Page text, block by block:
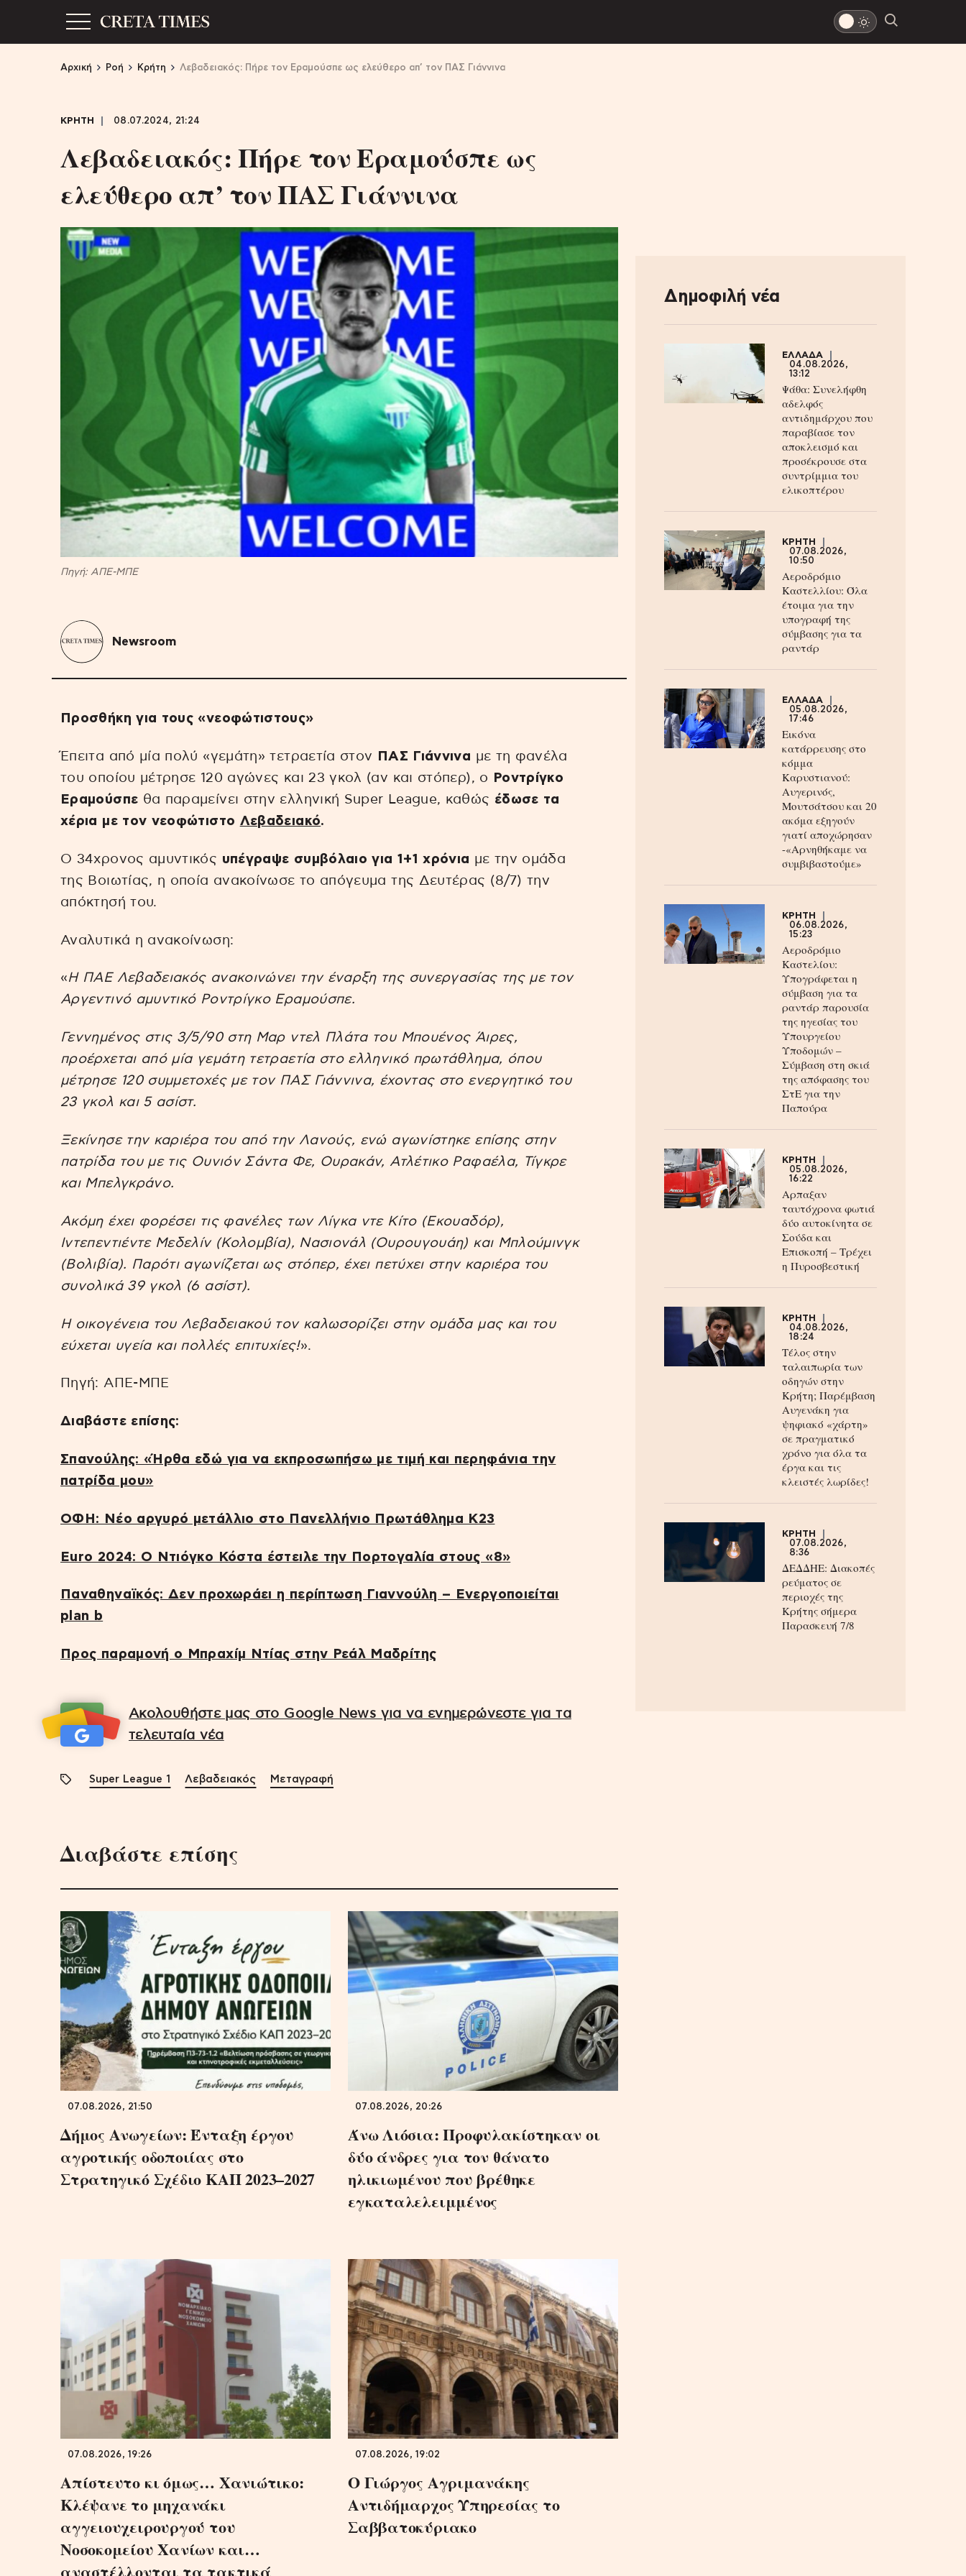
Αρχική Ροή Κρήτη Λεβαδειακός: Πήρε τον Εραμούσπε ως ελεύθερο απ’ τον ΠΑΣ Γιάννινα
ΚΡΗΤΗ 08.07.2024, 21:24
Λεβαδειακός: Πήρε τον Εραμούσπε ως
ελεύθερο απ’ τον ΠΑΣ Γιάννινα
Πηγή: ΑΠΕ-ΜΠΕ
Newsroom
Προσθήκη για τους «νεοφώτιστους»
Έπειτα από μία πολύ «γεμάτη» τετραετία στον ΠΑΣ Γιάννινα με τη φανέλα
του οποίου μέτρησε 120 αγώνες και 23 γκολ (αν και στόπερ), ο
Ροντρίγκο
Εραμούσπε θα παραμείνει στην ελληνική Super League, καθώς έδωσε τα
χέρια με τον νεοφώτιστο Λεβαδειακό.
O 34χρονος αμυντικός υπέγραψε συμβόλαιο για 1+1 χρόνια με την ομάδα
της Βοιωτίας, η οποία ανακοίνωσε το απόγευμα της Δευτέρας (8/7) την
απόκτησή του.
Αναλυτικά η ανακοίνωση:
«Η ΠΑΕ Λεβαδειακός ανακοινώνει την έναρξη της συνεργασίας της με τον
Αργεντινό αμυντικό Ροντρίγκο Εραμούσπε.
Γεννημένος στις 3/5/90 στη Μαρ ντελ Πλάτα του Μπουένος Άιρες,
προέρχεται από μία γεμάτη τετραετία στο ελληνικό πρωτάθλημα, όπου
μέτρησε 120 συμμετοχές με τον ΠΑΣ Γιάννινα, έχοντας στο ενεργητικό του
23 γκολ και 5 ασίστ.
Ξεκίνησε την καριέρα του από την Λανούς, ενώ αγωνίστηκε επίσης στην
πατρίδα του με τις Ουνιόν Σάντα Φε, Ουρακάν, Ατλέτικο Ραφαέλα, Τίγκρε
και Μπελγκράνο.
Ακόμη έχει φορέσει τις φανέλες των Λίγκα ντε Κίτο (Εκουαδόρ),
Ιντεπεντιέντε Μεδελίν (Κολομβία), Νασιονάλ (Ουρουγουάη) και Μπλούμινγκ
(Βολιβία). Παρότι αγωνίζεται ως στόπερ, έχει πετύχει στην καριέρα του
συνολικά 39 γκολ (6 ασίστ).
Η οικογένεια του Λεβαδειακού τον καλωσορίζει στην ομάδα μας και του
εύχεται υγεία και πολλές επιτυχίες!».
Πηγή: ΑΠΕ-ΜΠΕ
Διαβάστε επίσης:
Σπανούλης: «Ήρθα εδώ για να εκπροσωπήσω με τιμή και περηφάνια την
πατρίδα μου»
ΟΦΗ: Νέο αργυρό μετάλλιο στο Πανελλήνιο Πρωτάθλημα Κ23
Euro 2024: Ο Ντιόγκο Κόστα έστειλε την Πορτογαλία στους «8»
Παναθηναϊκός: Δεν προχωράει η περίπτωση Γιαννούλη – Ενεργοποιείται
plan b
Προς παραμονή ο Μπραχίμ Ντίας στην Ρεάλ Μαδρίτης
Ακολουθήστε μας στο Google News για να ενημερώνεστε για τα
τελευταία νέα
Super League 1 Λεβαδειακός Μεταγραφή
Διαβάστε επίσης
07.08.2026, 21:50
Δήμος Ανωγείων: Ένταξη έργου
αγροτικής οδοποιίας στο
Στρατηγικό Σχέδιο ΚΑΠ 2023–2027
07.08.2026, 20:26
Άνω Λιόσια: Προφυλακίστηκαν οι
δύο άνδρες για τον θάνατο
ηλικιωμένου που βρέθηκε
εγκαταλελειμμένος
07.08.2026, 19:26
Απίστευτο κι όμως… Χανιώτικο:
Κλέψανε το μηχανάκι
αγγειουχειρουργού του
Νοσοκομείου Χανίων και…
07.08.2026, 19:02
Ο Γιώργος Αγριμανάκης
Αντιδήμαρχος Υπηρεσίας το
Σαββατοκύριακο
Δημοφιλή νέα
ΕΛΛΑΔΑ
04.08.2026,
13:12
Ψάθα: Συνελήφθη
αδελφός
αντιδημάρχου που
παραβίασε τον
αποκλεισμό και
προσέκρουσε στα
συντρίμμια του
ελικοπτέρου
ΚΡΗΤΗ
07.08.2026,
10:50
Αεροδρόμιο
Καστελλίου: Όλα
έτοιμα για την
υπογραφή της
σύμβασης για τα
ραντάρ
ΕΛΛΑΔΑ
05.08.2026,
17:46
Εικόνα
κατάρρευσης στο
κόμμα
Καρυστιανού:
Αυγερινός,
Μουτσάτσου και 20
ακόμα εξηγούν
γιατί αποχώρησαν
-«Αρνηθήκαμε να
συμβιβαστούμε»
ΚΡΗΤΗ
06.08.2026,
15:23
Αεροδρόμιο
Καστελίου:
Υπογράφεται η
σύμβαση για τα
ραντάρ παρουσία
της ηγεσίας του
Υπουργείου
Υποδομών –
Σύμβαση στη σκιά
της απόφασης του
ΣτΕ για την
Παπούρα
ΚΡΗΤΗ
05.08.2026,
16:22
Αρπαξαν
ταυτόχρονα φωτιά
δύο αυτοκίνητα σε
Σούδα και
Επισκοπή – Τρέχει
η Πυροσβεστική
ΚΡΗΤΗ
04.08.2026,
18:24
Τέλος στην
ταλαιπωρία των
οδηγών στην
Κρήτη; Παρέμβαση
Αυγενάκη για
ψηφιακό «χάρτη»
σε πραγματικό
χρόνο για όλα τα
έργα και τις
κλειστές λωρίδες!
ΚΡΗΤΗ
07.08.2026,
8:36
ΔΕΔΔΗΕ: Διακοπές
ρεύματος σε
περιοχές της
Κρήτης σήμερα
Παρασκευή 7/8